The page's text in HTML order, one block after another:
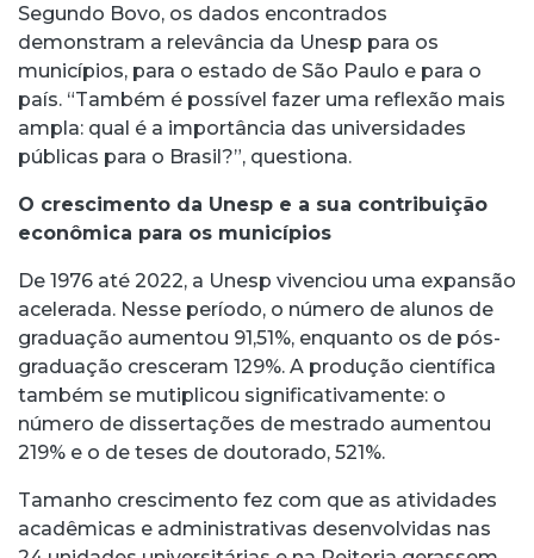
Segundo Bovo, os dados encontrados
demonstram a relevância da Unesp para os
municípios, para o estado de São Paulo e para o
país. “Também é possível fazer uma reflexão mais
ampla: qual é a importância das universidades
públicas para o Brasil?”, questiona.
O crescimento da Unesp e a sua contribuição
econômica para os municípios
De 1976 até 2022, a Unesp vivenciou uma expansão
acelerada. Nesse período, o número de alunos de
graduação aumentou 91,51%, enquanto os de pós-
graduação cresceram 129%. A produção científica
também se mutiplicou significativamente: o
número de dissertações de mestrado aumentou
219% e o de teses de doutorado, 521%.
Tamanho crescimento fez com que as atividades
acadêmicas e administrativas desenvolvidas nas